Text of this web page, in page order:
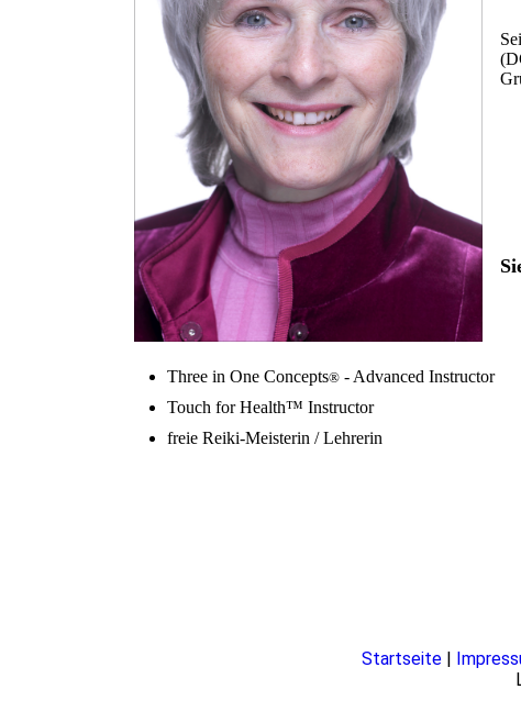
Three in One Concepts® - Advanced Instructor
Touch for Health™ Instructor
freie Reiki-Meisterin / Lehrerin
Startseite|